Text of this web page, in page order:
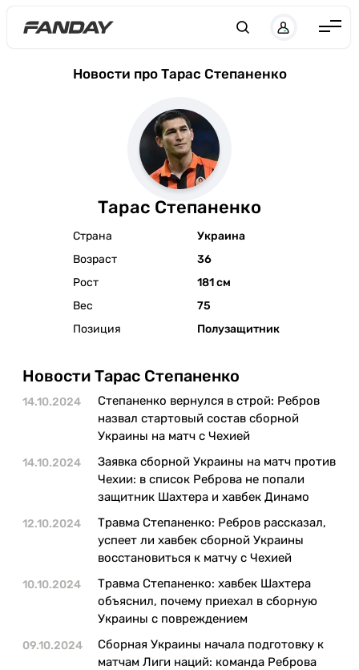
Букмекеры
Новости про Тарас Степаненко
Тарас Степаненко
Страна
Украина
Возраст
36
Рост
181 см
Вес
75
Позиция
Полузащитник
Новости Тарас Степаненко
14.10.2024
Степаненко вернулся в строй: Ребров
назвал стартовый состав сборной
Украины на матч с Чехией
14.10.2024
Заявка сборной Украины на матч против
Чехии: в список Реброва не попали
защитник Шахтера и хавбек Динамо
12.10.2024
Травма Степаненко: Ребров рассказал,
успеет ли хавбек сборной Украины
восстановиться к матчу с Чехией
10.10.2024
Травма Степаненко: хавбек Шахтера
объяснил, почему приехал в сборную
Украины с повреждением
09.10.2024
Сборная Украины начала подготовку к
матчам Лиги наций: команда Реброва